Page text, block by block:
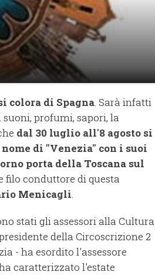
colora di Spagna. Sarà infatti
profumi, sapori, la
dal 30 luglio all'8 agosto si
di "Venezia" con i suoi
porta della Toscana sul
filo conduttore di questa
Menicagli.
stati gli assessori alla Cultura
della Circoscrizione 2
- ha esordito l'assessore
caratterizzato l'estate